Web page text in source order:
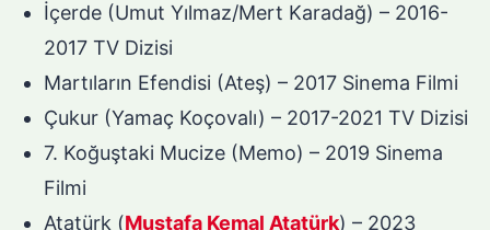
İçerde (Umut Yılmaz/Mert Karadağ) – 2016-
2017 TV Dizisi
Martıların Efendisi (Ateş) – 2017 Sinema Filmi
Çukur (Yamaç Koçovalı) – 2017-2021 TV Dizisi
7. Koğuştaki Mucize (Memo) – 2019 Sinema
Filmi
Atatürk (Mustafa Kemal Atatürk) – 2023